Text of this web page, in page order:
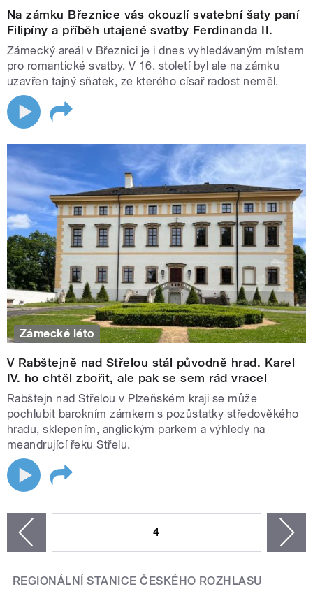
Na zámku Březnice vás okouzlí svatební šaty paní
Filipíny a příběh utajené svatby Ferdinanda II.
Zámecký areál v Březnici je i dnes vyhledávaným místem
pro romantické svatby. V 16. století byl ale na zámku
uzavřen tajný sňatek, ze kterého císař radost neměl.
Zámecké léto
V Rabštejně nad Střelou stál původně hrad. Karel
IV. ho chtěl zbořit, ale pak se sem rád vracel
Rabštejn nad Střelou v Plzeňském kraji se může
pochlubit barokním zámkem s pozůstatky středověkého
hradu, sklepením, anglickým parkem a výhledy na
meandrující řeku Střelu.
4
REGIONÁLNÍ STANICE ČESKÉHO ROZHLASU